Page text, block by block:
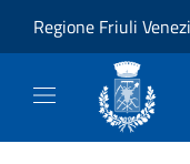
Regione Friuli